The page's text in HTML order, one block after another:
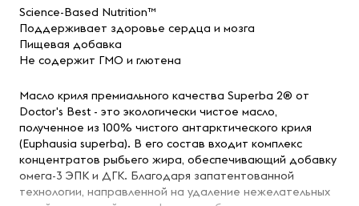
Science-Based Nutrition™
Поддерживает здоровье сердца и мозга
Пищевая добавка
Не содержит ГМО и глютена
Масло криля премиального качества Superba 2® от
Doctor's Best - это экологически чистое масло,
полученное из 100% чистого антарктического криля
(Euphausia superba). В его состав входит комплекс
концентратов рыбьего жира, обеспечивающий добавку
омега-3 ЭПК и ДГК. Благодаря запатентованной
технологии, направленной на удаление нежелательных